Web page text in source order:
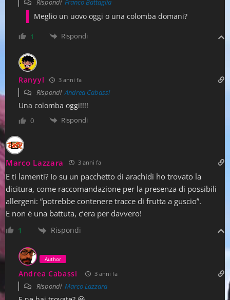
Rispondi Franco Battaglia
Meglio un uovo oggi o una colomba domani?
1 Rispondi
Ranyyl 3 anni fa
RispondiAndrea Cabassi
Una colomba oggi!!!!
0 Rispondi
Marco Lazzara 3 anni fa
E ti lamenti? Io su un pacchetto di arachidi ho trovato la
dicitura, come raccomandazione per la presenza di possibili
allergeni: “potrebbe contenere tracce di frutta a guscio”.
E non è una battuta, c’era per davvero!
1 Rispondi
Author
Andrea Cabassi 3 anni fa
Rispondi Marco Lazzara